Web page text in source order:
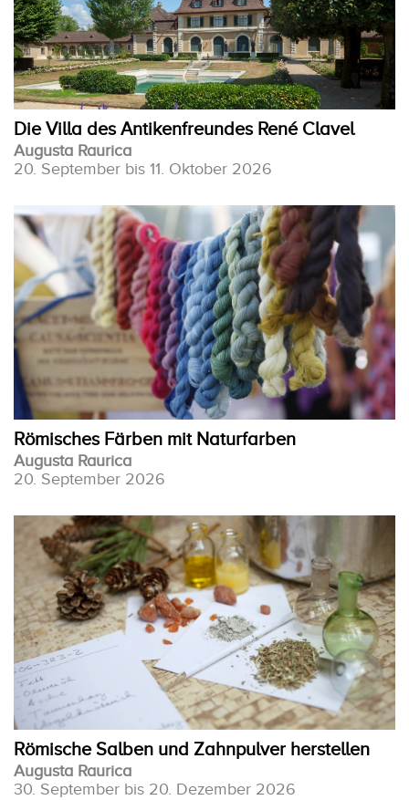
Die Villa des Antikenfreundes René Clavel
Augusta Raurica
20. September bis 11. Oktober 2026
Römisches Färben mit Naturfarben
Augusta Raurica
20. September 2026
Römische Salben und Zahnpulver herstellen
Augusta Raurica
30. September bis 20. Dezember 2026